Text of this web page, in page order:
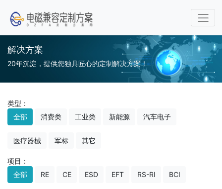
解决方案
20年沉淀，提供您独具匠心的定制解决方案！
类型：
全部
消费类 工业类 新能源 汽车电子
医疗器械 军标 其它
项目：
全部
RE CE ESD EFT RS-RI BCI